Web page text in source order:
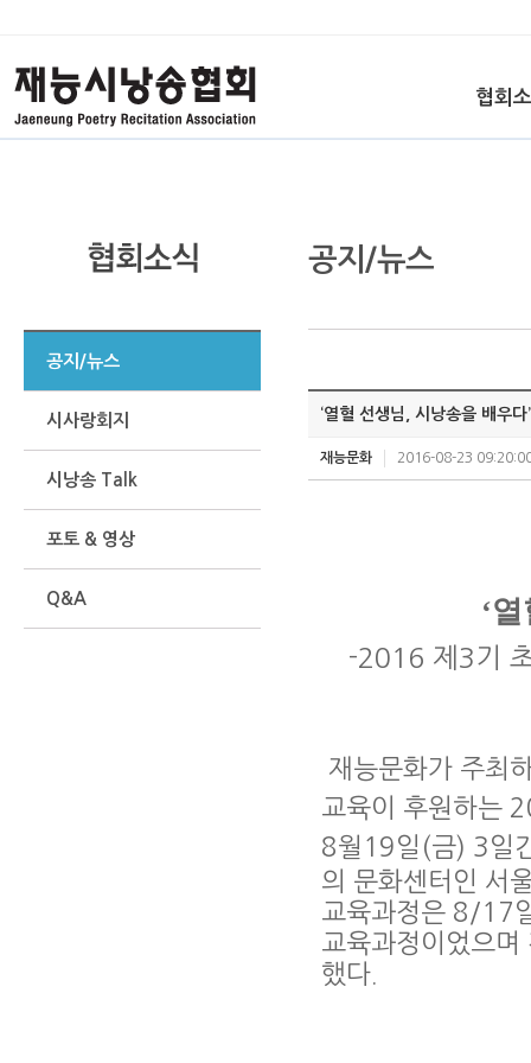
협회
공지/뉴스
시사랑회지
시낭송 Talk
포토 & 영상
Q&A
공지/뉴스
‘열혈 선생님, 시낭송을 배우
재능문화 2016-08-23
‘
-2016 제 3기
재능문화가 주최
교육이 후원하는
8월 19일 (금) 3일
의 문화센터인 서
교육과정은 8/17
교육과정이었으며
했다